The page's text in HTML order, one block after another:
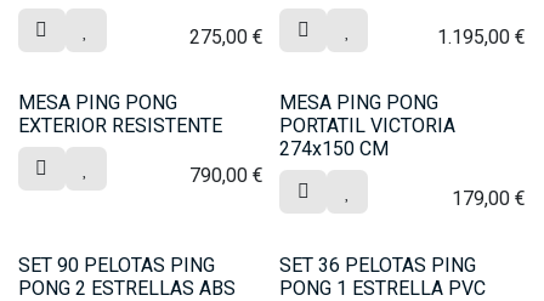
275,00 € 1.195,00€
MESA PING PONG
EXTERIOR RESISTENTE
790,00 €
MESA PING PONG
PORTATIL VICTORIA
274x150 CM
179,00€
SET 90 PELOTAS PING
PONG 2 ESTRELLAS ABS
SET 36 PELOTAS PING
PONG 1 ESTRELLA PVC